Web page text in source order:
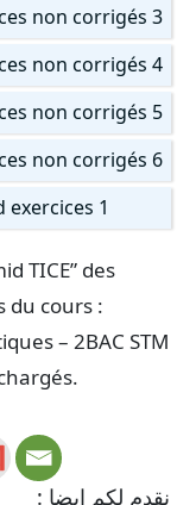
non corrigés 3
non corrigés 4
non corrigés 5
non corrigés 6
1
TICE” des
du cours :
– 2BAC STM
نقدم لكم ايضا :